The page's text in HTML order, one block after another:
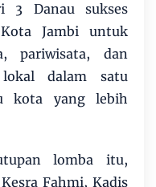
3 Danau sukses
Jambi untuk
pariwisata, dan
lokal dalam satu
kota yang lebih
lomba itu,
Fahmi, Kadis